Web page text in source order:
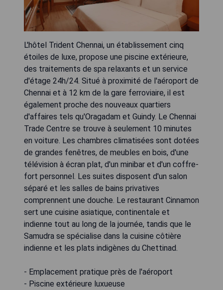
L'hôtel Trident Chennai, un établissement cinq
étoiles de luxe, propose une piscine extérieure,
des traitements de spa relaxants et un service
d'étage 24h/24. Situé à proximité de l'aéroport de
Chennai et à 12 km de la gare ferroviaire, il est
également proche des nouveaux quartiers
d'affaires tels qu'Oragadam et Guindy. Le Chennai
Trade Centre se trouve à seulement 10 minutes
en voiture. Les chambres climatisées sont dotées
de grandes fenêtres, de meubles en bois, d'une
télévision à écran plat, d'un minibar et d'un coffre-
fort personnel. Les suites disposent d'un salon
séparé et les salles de bains privatives
comprennent une douche. Le restaurant Cinnamon
sert une cuisine asiatique, continentale et
indienne tout au long de la journée, tandis que le
Samudra se spécialise dans la cuisine côtière
indienne et les plats indigènes du Chettinad.
- Emplacement pratique près de l'aéroport
- Piscine extérieure luxueuse